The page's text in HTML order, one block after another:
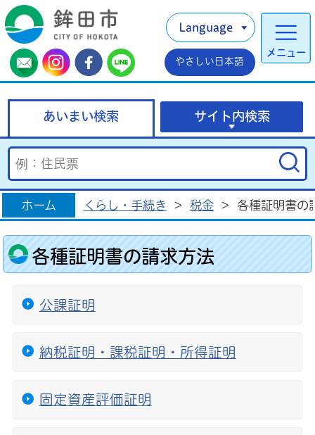
メニュー
Language
やさしい日本語
あいまい検索 サイト内検索
ホーム くらし・手続き > 税金 > 各種証明書の
各種証明書の請求方法
公課証明
納税証明・課税証明・所得証明
固定資産評価証明